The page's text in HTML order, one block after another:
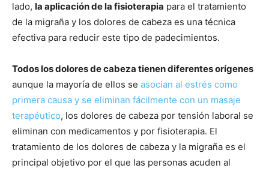
lado, la aplicación de la fisioterapia para el tratamiento
de la migraña y los dolores de cabeza es una técnica
efectiva para reducir este tipo de padecimientos.
Todos los dolores de cabeza tienen diferentes orígenes
aunque la mayoría de ellos se asocian al estrés como
primera causa y se eliminan fácilmente con un masaje
terapéutico, los dolores de cabeza por tensión laboral se
eliminan con medicamentos y por fisioterapia. El
tratamiento de los dolores de cabeza y la migraña es el
principal objetivo por el que las personas acuden al